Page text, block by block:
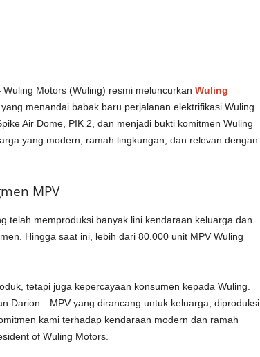
Wuling Motors (Wuling) resmi meluncurkan Wuling
menandai babak baru perjalanan elektrifikasi Wuling
Air Dome, PIK 2 , dan menjadi bukti komitmen Wuling
yang modern, ramah lingkungan, dan relevan dengan
MPV
telah memproduksi banyak lini kendaraan keluarga dan
Hingga saat ini, lebih dari 80.000 unit MPV Wuling
tetapi juga kepercayaan konsumen kepada Wuling.
Darion—MPV yang dirancang untuk keluarga, diproduksi
kami terhadap kendaraan modern dan ramah
of Wuling Motors.